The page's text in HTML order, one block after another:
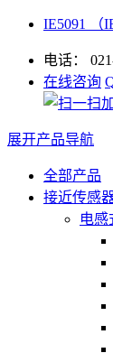
IE5091 （
电话：
在线咨询
展开产品导航
全部产品
接近传感
电感